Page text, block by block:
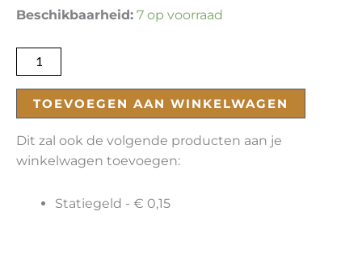
Beschikbaarheid: 7 op voorraad
The
Citra
aantal
TOEVOEGEN AAN WINKELWAGEN
Dit zal ook de volgende producten aan je
winkelwagen toevoegen:
Statiegeld - € 0,15